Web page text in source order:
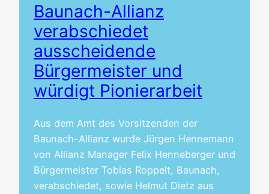
Baunach-Allianz
verabschiedet
ausscheidende
Bürgermeister und
würdigt Pionierarbeit
Aus dem Amt des Vorsitzenden der
Baunach-Allianz wurde Jürgen Hennemann
von Allianz Manager Felix Henneberger und
Bürgermeister Tobias Roppelt, Baunach,
verabschiedet, sowie Helmut Dietz aus